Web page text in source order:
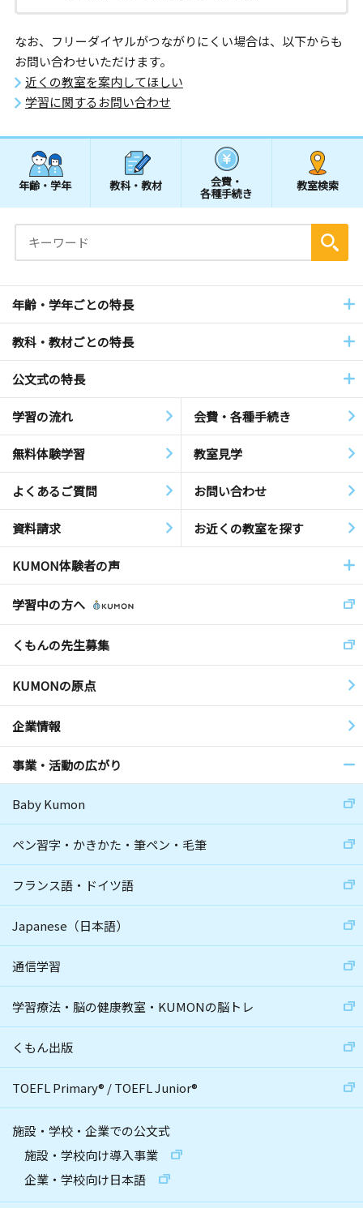
なお、フリーダイヤルがつながりにくい場合は、以下からも
お問い合わせいただけます。
近くの教室を案内してほしい
学習に関するお問い合わせ
年齢・学年 教科・教材 会費・
各種手続き
教室検索
年齢・学年ごとの特長
教科・教材ごとの特長
公文式の特長
学習の流れ 会費・各種手続き
無料体験学習 教室見学
よくあるご質問 お問い合わせ
資料請求 お近くの教室を探す
KUMON体験者の声
学習中の方へ
くもんの先生募集
KUMONの原点
企業情報
事業・活動の広がり
Baby Kumon
ペン習字・かきかた・筆ペン・毛筆
フランス語・ドイツ語
Japanese（日本語）
通信学習
学習療法・脳の健康教室・KUMONの脳トレ
くもん出版
TOEFL Primary® /TOEFL Junior®
施設・学校・企業での公文式
施設・学校向け導入事業
企業・学校向け日本語